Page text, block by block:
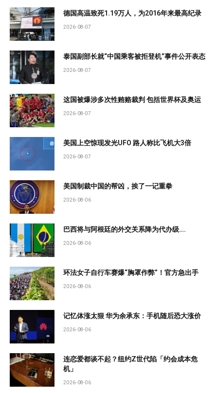
德国高温致死1.19万人，为2016年来最高纪录
2026-08-07
泰国副部长就“中国乘客被拒登机”事件公开表态
2026-08-07
这国被爆涉多次性贿赂裁判 包括世界杯及奥运
2026-08-07
美国上空惊现发光UFO 路人称比飞机大3倍
2026-08-07
美国制裁中国的帮凶，挨了一记重拳
2026-08-06
巴西将与阿根廷的外交关系降为代办级….
2026-08-06
环法女子自行车赛爆“胸罩作弊”！官方急出手
2026-08-06
记忆体涨太狠 华为余承东：手机随后恐大涨价
2026-08-06
连恋爱都谈不起？纽约Z世代陷「约会成本危
机」
2026-08-06